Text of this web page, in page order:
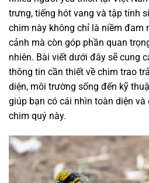
trưng, tiếng hót vang và tập tính
chim này không chỉ là niềm đam
cảnh mà còn góp phần quan
nhiên. Bài viết dưới đây sẽ cung
thông tin cần thiết về chim trao
diện, môi trường sống đến kỹ
giúp bạn có cái nhìn toàn diện và
chim quý này.